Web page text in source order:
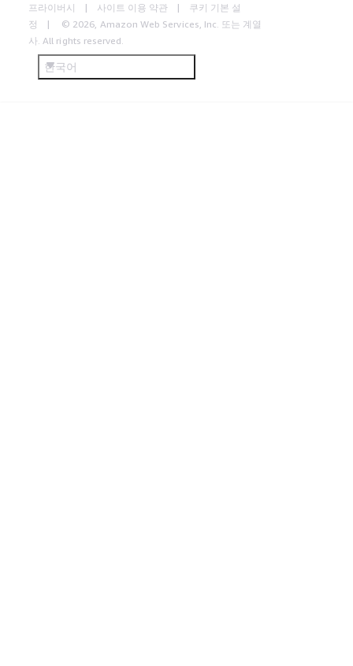
프라이버시 사이트 이용 약관
쿠키 기본 설
정
© 2026, Amazon Web Services, Inc. 또는 계열
사. All rights reserved.
한국어